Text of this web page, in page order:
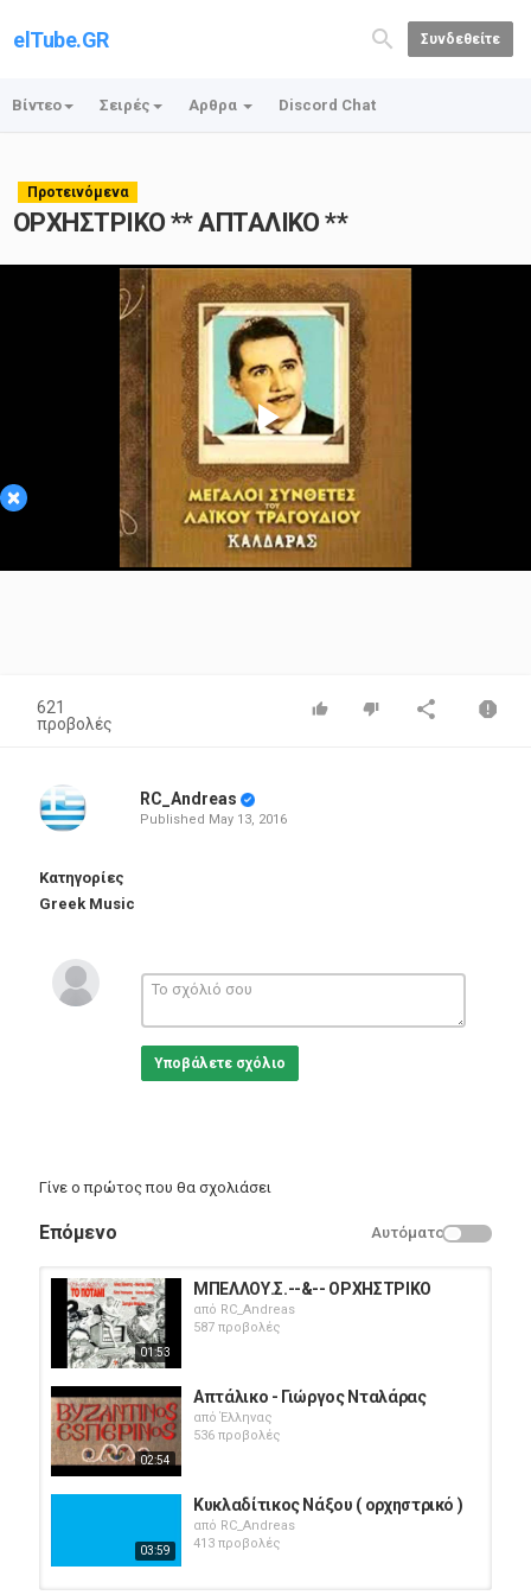
elTube.GR Συνδεθείτε
Βίντεο Σειρές Αρθρα Discord Chat
Προτεινόμενα
ΟΡΧΗΣΤΡΙΚΟ ** ΑΠΤΑΛΙΚΟ **
×
Play
Video
621
προβολές
RC_Andreas
Published May 13, 2016
Κατηγορίες
Greek Music
Υποβάλετε σχόλιο
Γίνε ο πρώτος που θα σχολιάσει
Επόμενο Αυτόματο
01:53
ΜΠΕΛΛΟΥ.Σ.--&-- ΟΡΧΗΣΤΡΙΚΟ
από RC_Andreas
587 προβολές
02:54
Απτάλικο - Γιώργος Νταλάρας
απόΈλληνας
536 προβολές
03:59
Κυκλαδίτικος Νάξου ( ορχηστρικό )
από RC_Andreas
413 προβολές